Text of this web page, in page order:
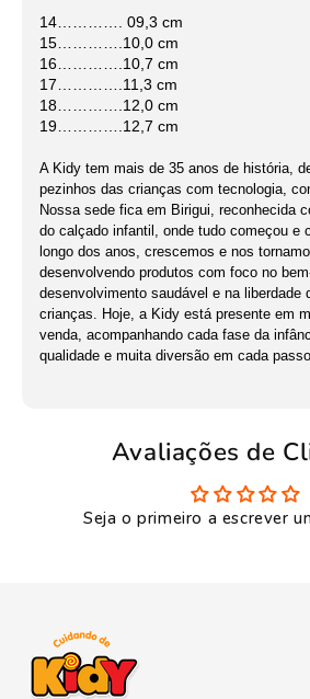
14…………. 09,3 cm
15………….10,0 cm
16………….10,7 cm
17………….11,3 cm
18………….12,0 cm
19………….12,7 cm
A Kidy tem mais de 35 anos de história,
pezinhos das crianças com tecnologia,
Nossa sede fica em Birigui, reconhecida
do calçado infantil, onde tudo começou e
longo dos anos, crescemos e nos
desenvolvendo produtos com foco no
desenvolvimento saudável e na liberdade
crianças. Hoje, a Kidy está presente em
venda, acompanhando cada fase da
qualidade e muita diversão em cada passo.
Avaliações de
Seja o primeiro a escrever